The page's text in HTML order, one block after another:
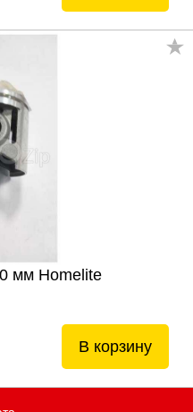
мм Homelite
В корзину